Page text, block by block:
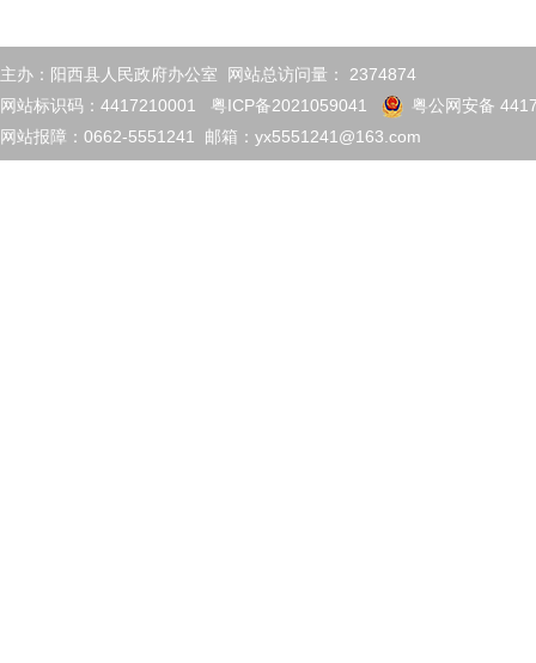
主办：阳西县人民政府办公室 网站总访问量： 2374874
网站标识码：4417210001 粤ICP备2021059041
粤公网安备
网站报障：0662-5551241 邮箱：yx5551241@163.com